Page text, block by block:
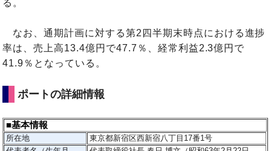
る。
なお、通期計画に対する第2四半期末時点における進捗
率は、売上高13.4億円で47.7％、経常利益2.3億円で
41.9％となっている。
ポートの詳細情報
■基本情報
所在地
東京都新宿区西新宿八丁目17番1号